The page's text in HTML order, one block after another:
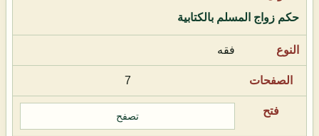
حكم زواج المسلم بالكتابية
فقه
7
تصفح